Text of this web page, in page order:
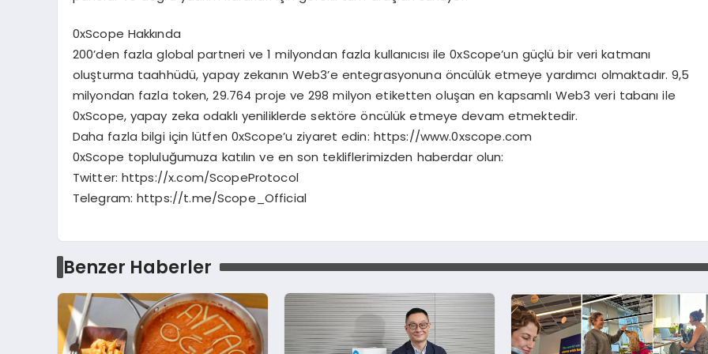
0xScope Hakkında
200’den fazla global partneri ve 1 milyondan fazla kullanıcısı ile 0xScope’un güçlü bir veri katmanı
oluşturma taahhüdü, yapay zekanın Web3’e entegrasyonuna öncülük etmeye yardımcı olmaktadır. 9,5
milyondan fazla token, 29.764 proje ve 298 milyon etiketten oluşan en kapsamlı Web3 veri tabanı ile
0xScope, yapay zeka odaklı yeniliklerde sektöre öncülük etmeye devam etmektedir.
Daha fazla bilgi için lütfen 0xScope’u ziyaret edin: https://www.0xscope.com
0xScope topluluğumuza katılın ve en son tekliflerimizden haberdar olun:
Twitter: https://x.com/ScopeProtocol
Telegram: https://t.me/Scope_Official
Benzer Haberler